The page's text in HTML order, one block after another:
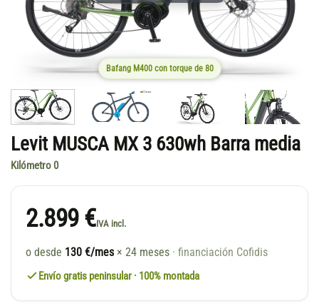
Bafang M400 con torque de 80
Levit MUSCA MX 3 630wh Barra media
Kilómetro 0
2.899 €IVA incl.
o desde 130 €/mes × 24 meses · financiación Cofidis
Envío gratis peninsular · 100% montada